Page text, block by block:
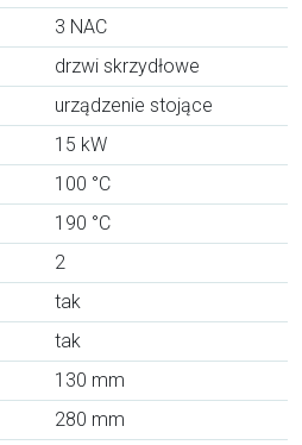
3 NAC
drzwi skrzydłowe
urządzenie stojące
15 kW
100 °C
190 °C
2
tak
tak
130 mm
280 mm